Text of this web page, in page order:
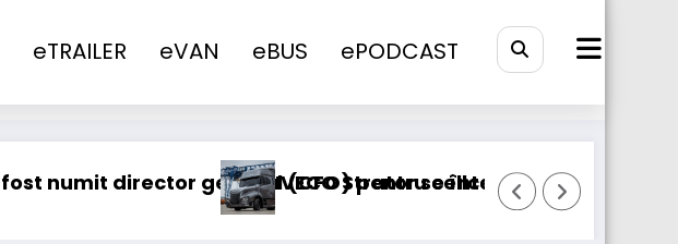
eTRAILER eVAN eBUS ePODCAST
PROIECT CERCETARE
general (CFO) pentru cellcentric
IVECO Strator se întoarce BursaTransport/